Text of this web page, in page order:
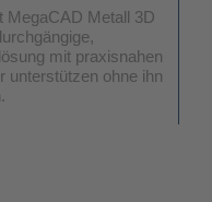
MegaCAD Metall 3D
mit praxisnahen
unterstützen ohne ihn